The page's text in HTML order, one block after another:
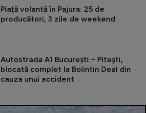
Piață volantă în Pajura: 25 de
producători, 3 zile de weekend
Autostrada A1 București – Pitești,
blocată complet la Bolintin Deal din
cauza unui accident